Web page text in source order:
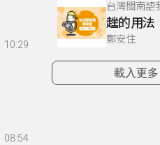
10:29
08:54
台灣閩南語
趖的用法
鄭安住
載入更多